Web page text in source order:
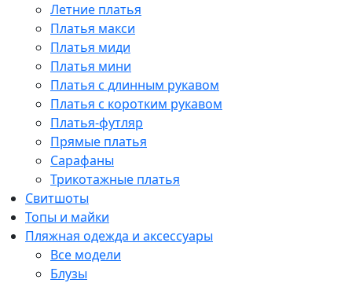
Летние платья
Платья макси
Платья миди
Платья мини
Платья с длинным рукавом
Платья с коротким рукавом
Платья-футляр
Прямые платья
Сарафаны
Трикотажные платья
Свитшоты
Топы и майки
Пляжная одежда и аксессуары
Все модели
Блузы